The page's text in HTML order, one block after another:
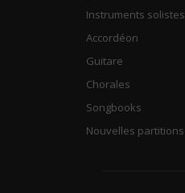
Instruments solistes
Accordéon
Guitare
Chorales
Songbooks
Nouvelles partitions